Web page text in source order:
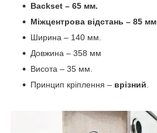
Backset – 65 мм.
Міжцентрова відстань – 85 мм
Ширина – 140 мм.
Довжина – 358 мм
Висота – 35 мм.
Принцип кріплення – врізний